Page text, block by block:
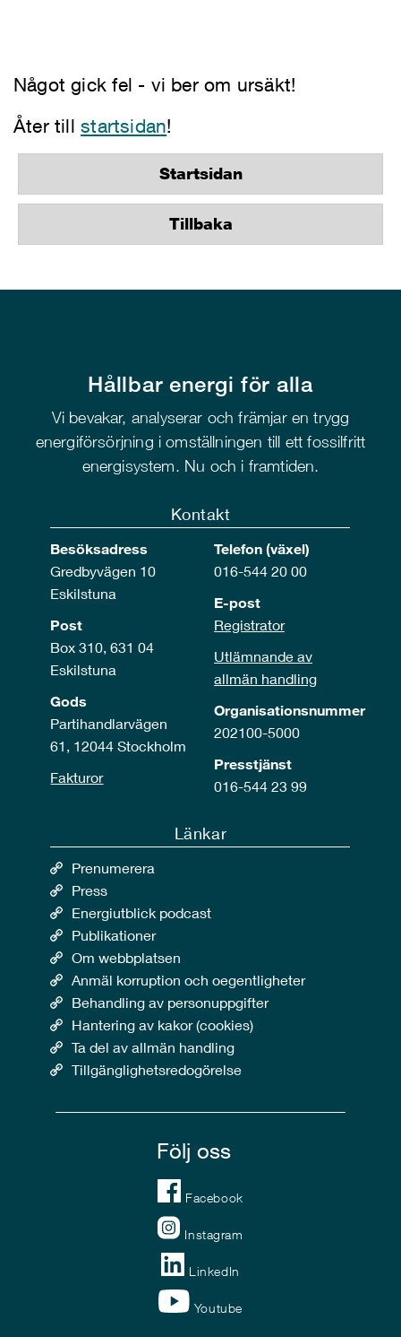
Något gick fel - vi ber om ursäkt!
Åter tillstartsidan!
Startsidan
Tillbaka
Hållbar energi för alla
Vi bevakar, analyserar och främjar en trygg
energiförsörjning i omställningen till ett fossilfritt
energisystem. Nu och i framtiden.
Kontakt
Besöksadress
Gredbyvägen 10
Eskilstuna
Post
Box 310, 631 04
Eskilstuna
Gods
Partihandlarvägen
61, 12044 Stockholm
Fakturor
Telefon (växel)
016-544 20 00
E-post
Registrator
Utlämnande av
allmän handling
Organisationsnummer
202100-5000
Presstjänst
016-544 23 99
Länkar
Prenumerera
Press
Energiutblick podcast
Publikationer
Om webbplatsen
Anmäl korruption och oegentligheter
Behandling av personuppgifter
Hantering av kakor (cookies)
Ta del av allmän handling
Tillgänglighetsredogörelse
Följ oss
Facebook
Instagram
LinkedIn
Youtube